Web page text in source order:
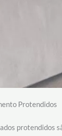
Protendidos
protendidos